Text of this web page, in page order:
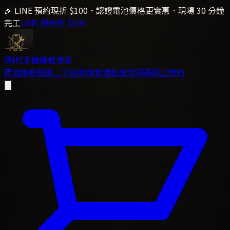
🎉 LINE 預約現折 $100．認證電池價格更實惠．現場 30 分鐘
完工LINE 預約折 $100
i時代手機維修專家
商城維修報價二手回收維修課程維修知識線上預約